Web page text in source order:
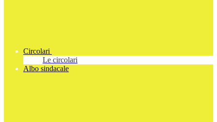
Circolari
Le circolari
Albo sindacale